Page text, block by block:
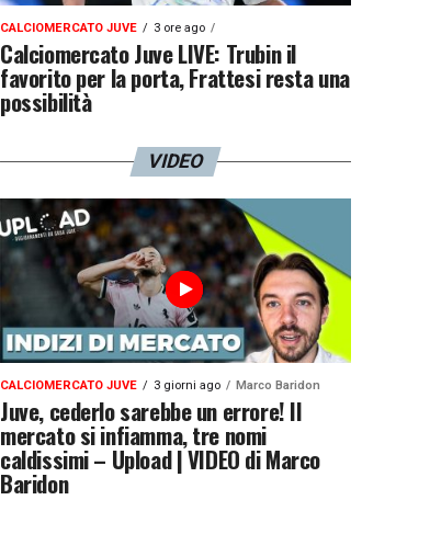
CALCIOMERCATO JUVE 3 ore ago
Calciomercato Juve LIVE: Trubin il
favorito per la porta, Frattesi resta una
possibilità
VIDEO
CALCIOMERCATO JUVE 3 giorni ago Marco Baridon
Juve, cederlo sarebbe un errore! Il
mercato si infiamma, tre nomi
caldissimi – Upload | VIDEO di Marco
Baridon